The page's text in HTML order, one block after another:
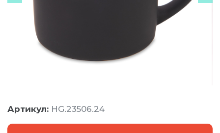
Артикул: HG.23506.24